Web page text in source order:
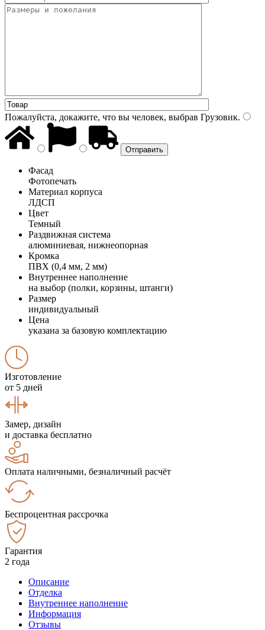
Пожалуйста, докажите, что вы человек, выбрав Грузовик.
Фасад
Фотопечать
Материал корпуса
ЛДСП
Цвет
Темный
Раздвижная система
алюминиевая, нижнеопорная
Кромка
ПВХ (0,4 мм, 2 мм)
Внутреннее наполнение
на выбор (полки, корзины, штанги)
Размер
индивидуальный
Цена
указана за базовую комплектацию
Изготовление
от 5 дней
Замер, дизайн
и доставка бесплатно
Оплата наличными, безналичный расчёт
Беспроцентная рассрочка
Гарантия
2 года
Описание
Отделка
Внутреннее наполнение
Информация
Отзывы